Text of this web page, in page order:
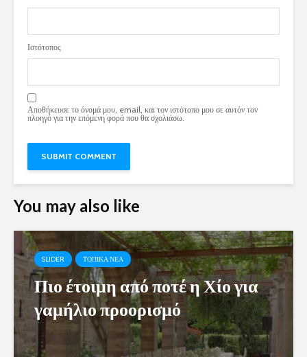
Ιστότοπος
Αποθήκευσε το όνομά μου, email, και τον ιστότοπο μου σε αυτόν τον
πλοηγό για την επόμενη φορά που θα σχολιάσω.
You may also like
SLIDER ΤΟΠΙΚΑ ΝΕΑ
Πιο έτοιμη από ποτέ η Χίο για
γαμήλιο προορισμό